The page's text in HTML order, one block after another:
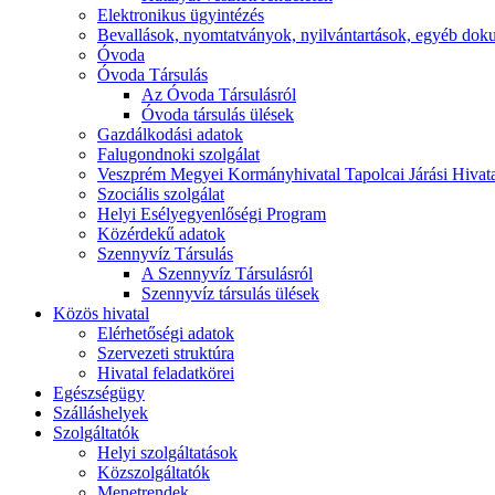
Elektronikus ügyintézés
Bevallások, nyomtatványok, nyilvántartások, egyéb
Óvoda
Óvoda Társulás
Az Óvoda Társulásról
Óvoda társulás ülések
Gazdálkodási adatok
Falugondnoki szolgálat
Veszprém Megyei Kormányhivatal Tapolcai Járási
Szociális szolgálat
Helyi Esélyegyenlőségi Program
Közérdekű adatok
Szennyvíz Társulás
A Szennyvíz Társulásról
Szennyvíz társulás ülések
Közös hivatal
Elérhetőségi adatok
Szervezeti struktúra
Hivatal feladatkörei
Egészségügy
Szálláshelyek
Szolgáltatók
Helyi szolgáltatások
Közszolgáltatók